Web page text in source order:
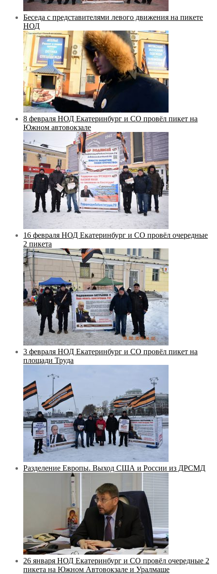
Беседа с представителями левого движения на пикете
НОД
8 февраля НОД Екатеринбург и СО провёл пикет на
Южном автовокзале
16 февраля НОД Екатеринбург и СО провёл очередные
2 пикета
3 февраля НОД Екатеринбург и СО провёл пикет на
площади Труда
Разделение Европы. Выход США и России из ДРСМД
26 января НОД Екатеринбург и СО провёл очередные 2
пикета на Южном Автовокзале и Уралмаше